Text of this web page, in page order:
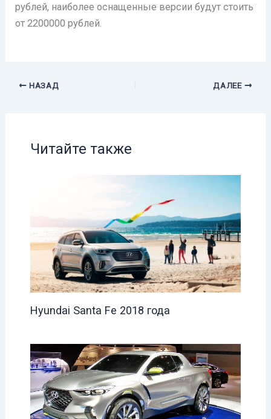
рублей, наиболее оснащенные версии будут стоить
от 2200000 рублей.
НАЗАД ДАЛЕЕ
Читайте также
Hyundai Santa Fe 2018 года